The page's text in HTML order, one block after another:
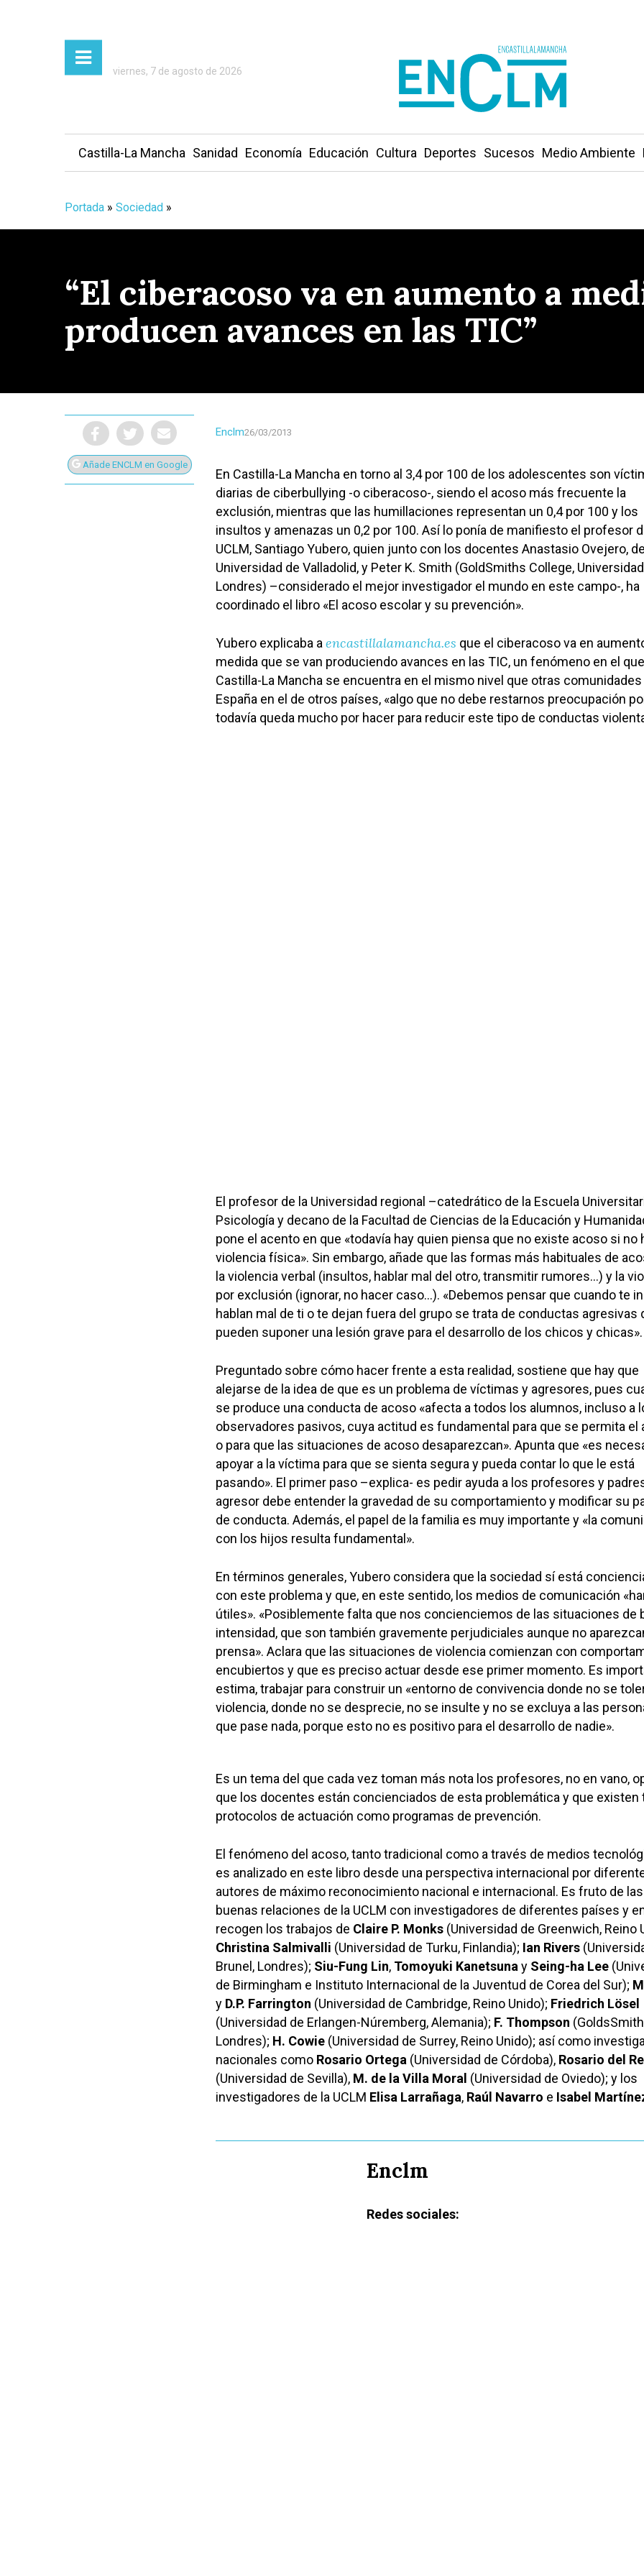
Presiona Intro para buscar o ESC para cerrar
viernes, 7 de agosto de 2026
Castilla-La Mancha Sanidad Economía Educación Cultura Deportes Sucesos Medio Ambiente
Portada » Sociedad »
“El ciberacoso va en aumento a
producen avances en las TIC”
Añade ENCLM en Google
Enclm26/03/2013
En Castilla-La Mancha en torno al 3,4 por 100 de los adolescentes son
diarias de ciberbullying -o ciberacoso-, siendo el acoso más frecuente la
exclusión, mientras que las humillaciones representan un 0,4 por 100 y los
insultos y amenazas un 0,2 por 100. Así lo ponía de manifiesto el profesor
UCLM, Santiago Yubero, quien junto con los docentes Anastasio Ovejero,
Universidad de Valladolid, y Peter K. Smith (GoldSmiths College,
Londres) –considerado el mejor investigador el mundo en este campo-, ha
coordinado el libro «El acoso escolar y su prevención».
Yubero explicaba a encastillalamancha.es que el ciberacoso va en
medida que se van produciendo avances en las TIC, un fenómeno en el que
Castilla-La Mancha se encuentra en el mismo nivel que otras comunidades
España en el de otros países, «algo que no debe restarnos preocupación
todavía queda mucho por hacer para reducir este tipo de conductas
El profesor de la Universidad regional –catedrático de la Escuela
Psicología y decano de la Facultad de Ciencias de la Educación y
pone el acento en que «todavía hay quien piensa que no existe acoso si no
violencia física». Sin embargo, añade que las formas más habituales de
la violencia verbal (insultos, hablar mal del otro, transmitir rumores…) y la
por exclusión (ignorar, no hacer caso…). «Debemos pensar que cuando te
hablan mal de ti o te dejan fuera del grupo se trata de conductas agresivas
pueden suponer una lesión grave para el desarrollo de los chicos y chicas».
Preguntado sobre cómo hacer frente a esta realidad, sostiene que hay que
alejarse de la idea de que es un problema de víctimas y agresores, pues
se produce una conducta de acoso «afecta a todos los alumnos, incluso a
observadores pasivos, cuya actitud es fundamental para que se permita el
o para que las situaciones de acoso desaparezcan». Apunta que «es
apoyar a la víctima para que se sienta segura y pueda contar lo que le está
pasando». El primer paso –explica- es pedir ayuda a los profesores y
agresor debe entender la gravedad de su comportamiento y modificar su
de conducta. Además, el papel de la familia es muy importante y «la
con los hijos resulta fundamental».
En términos generales, Yubero considera que la sociedad sí está
con este problema y que, en este sentido, los medios de comunicación
útiles». «Posiblemente falta que nos concienciemos de las situaciones de
intensidad, que son también gravemente perjudiciales aunque no
prensa». Aclara que las situaciones de violencia comienzan con
encubiertos y que es preciso actuar desde ese primer momento. Es
estima, trabajar para construir un «entorno de convivencia donde no se
violencia, donde no se desprecie, no se insulte y no se excluya a las
que pase nada, porque esto no es positivo para el desarrollo de nadie».
Es un tema del que cada vez toman más nota los profesores, no en vano,
que los docentes están concienciados de esta problemática y que existen
protocolos de actuación como programas de prevención.
El fenómeno del acoso, tanto tradicional como a través de medios
es analizado en este libro desde una perspectiva internacional por
autores de máximo reconocimiento nacional e internacional. Es fruto de las
buenas relaciones de la UCLM con investigadores de diferentes países y
recogen los trabajos de Claire P. Monks (Universidad de Greenwich, Reino
Christina Salmivalli (Universidad de Turku, Finlandia); Ian Rivers
Brunel, Londres); Siu-Fung Lin, Tomoyuki Kanetsuna y Seing-ha Lee
de Birmingham e Instituto Internacional de la Juventud de Corea del Sur);
y D.P. Farrington (Universidad de Cambridge, Reino Unido); Friedrich Lösel
(Universidad de Erlangen-Núremberg, Alemania); F. Thompson
Londres); H. Cowie (Universidad de Surrey, Reino Unido); así como
nacionales como Rosario Ortega (Universidad de Córdoba), Rosario del
(Universidad de Sevilla), M. de la Villa Moral (Universidad de Oviedo); y los
investigadores de la UCLM Elisa Larrañaga, Raúl Navarro e Isabel
Enclm
Redes sociales: